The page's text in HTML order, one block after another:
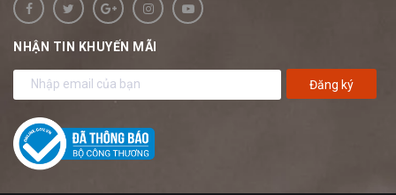
NHẬN TIN KHUYẾN MÃI
Đăng ký